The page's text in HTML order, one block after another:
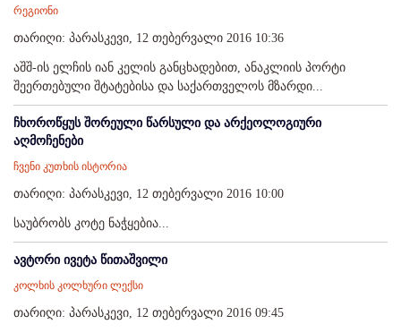
რეგიონი
თარიღი: პარასკევი, 12 თებერვალი 2016 10:36
აშშ-ის ელჩის იან კელის განცხადებით, ანაკლიის პორტი
შეერთებული შტატებისა და საქართველოს მზარდი...
ჩხოროწყუს შორეული წარსული და არქეოლოგიური
აღმოჩენები
ჩვენი კუთხის ისტორია
თარიღი: პარასკევი, 12 თებერვალი 2016 10:00
საუბრობს კოტე ნაჭყებია...
ავტორი ივეტა წითაშვილი
კოლხის კოლხური ლექსი
თარიღი: პარასკევი, 12 თებერვალი 2016 09:45